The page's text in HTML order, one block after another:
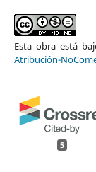
Esta obra está
Atribución-
5